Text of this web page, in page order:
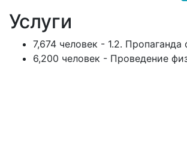
Услуги
7,674 человек - 1.2.
6,200 человек - Проведение